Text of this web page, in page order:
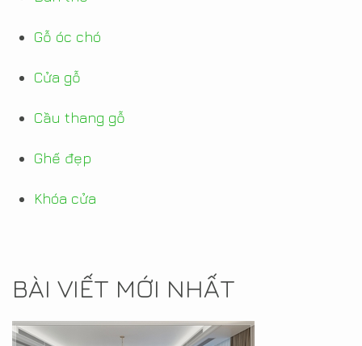
Gỗ óc chó
Cửa gỗ
Cầu thang gỗ
Ghế đẹp
Khóa cửa
BÀI VIẾT MỚI NHẤT